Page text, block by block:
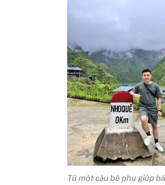
Từ một cậu bé phụ giúp